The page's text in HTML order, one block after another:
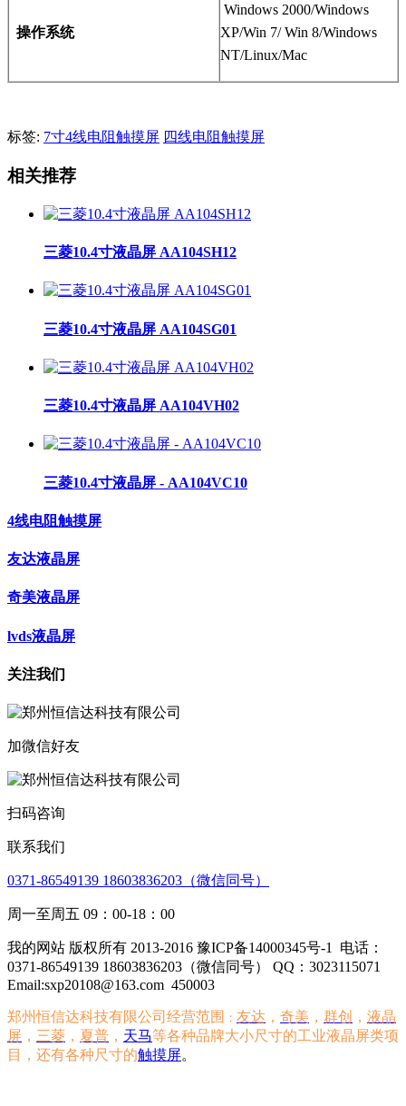
操作系统
Windows 2000/Windows
XP/Win 7/ Win 8/Windows
NT/Linux/Mac
标签: 7寸4线电阻触摸屏 四线电阻触摸屏
相关推荐
三菱10.4寸液晶屏 AA104SH12
三菱10.4寸液晶屏 AA104SG01
三菱10.4寸液晶屏 AA104VH02
三菱10.4寸液晶屏 - AA104VC10
4线电阻触摸屏
友达液晶屏
奇美液晶屏
lvds液晶屏
关注我们
加微信好友
扫码咨询
联系我们
0371-86549139 18603836203（微信同号）
周一至周五 09：00-18：00
我的网站 版权所有 2013-2016 豫ICP备14000345号-1
电话：
0371-86549139 18603836203（微信同号） QQ：3023115071
Email:sxp20108@163.com 450003
郑州恒信达科技有限公司经营范围 ： 友达 ， 奇美 ， 群创 ， 液晶
屏 ， 三菱 ， 夏普 ， 天马等各种品牌大小尺寸的工业液晶屏类项
目，还有各种尺寸的触摸屏。